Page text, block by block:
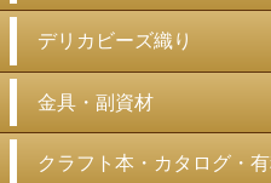
デリカビーズ織り
金具・副資材
クラフト本・カタログ・